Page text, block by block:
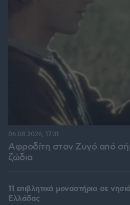
Αφροδίτη στον Ζυγό από
ζώδια
06.08.2026, 17:31
11 επιβλητικά μοναστήρια σε
Ελλάδας